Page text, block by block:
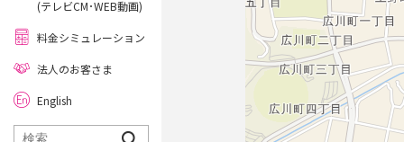
(テレビCM･WEB動画)
料金シミュレーション
法人のお客さま
English